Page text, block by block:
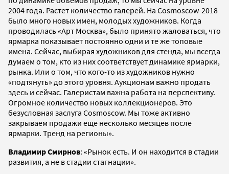
2004 года. Растет количество галерей. На Cosmoscow-2018
было много новых имен, молодых художников. Когда
проводилась «Арт Москва», было принято жаловаться, что
ярмарка показывает постоянно одни и те же топовые
имена. Сейчас, выбирая художников для стенда, мы всегда
думаем о том, кто из них соответствует динамике ярмарки,
рынка. Или о том, что кого-то из художников нужно
«подтянуть» до этого уровня. Аукционам важно продать
здесь и сейчас. Галеристам важна работа на перспективу.
Огромное количество новых коллекционеров. Это
безусловная заслуга Cosmoscow. Мы тоже активно
закрываем продажи еще несколько месяцев после
ярмарки. Тренд на регионы».
Владимир Смирнов: «Рынок есть. И он находится в стадии
развития, а не в стадии стагнации».